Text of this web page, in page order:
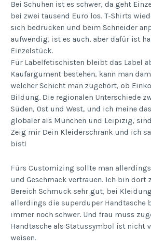
Bei Schuhen ist es schwer, da geht
bei zwei tausend Euro los. T-Shirts
sich bedrucken und beim Schneider
aufwendig, ist es auch, aber dafür ist
Einzelstück.
Für Labelfetischisten bleibt das Label
Kaufargument bestehen, kann man
welcher Schicht man zugehört, ob
Bildung. Die regionalen Unterschiede
Süden, Ost und West, und ich meine
globaler als München und Leipizig,
Zeig mir Dein Kleiderschrank und ich
bist!
Fürs Customizing sollte man
und Geschmack vertrauen. Ich bin dort
Bereich Schmuck sehr gut, bei
allerdings die superduper Handtasche
immer noch schwer. Und frau muss
Handtasche als Statussymbol ist nicht
weisen.